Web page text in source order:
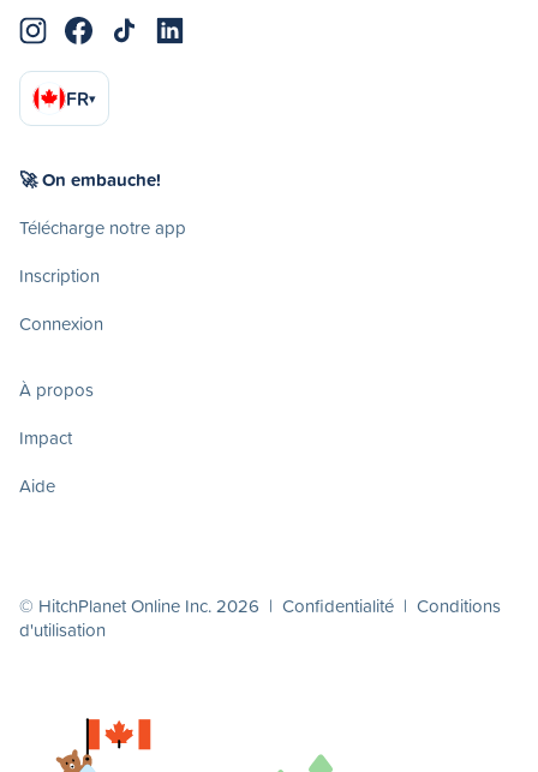
FR▾
🚀 On embauche!
Télécharge notre app
Inscription
Connexion
À propos
Impact
Aide
© HitchPlanet Online Inc. 2026 | Confidentialité | Conditions
d'utilisation